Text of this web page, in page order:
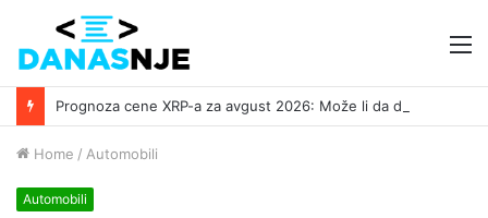
Home / Automobili
Automobili